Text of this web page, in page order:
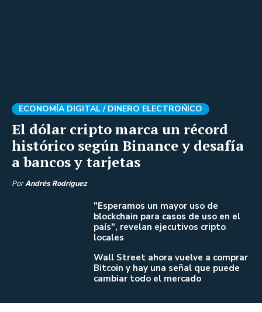
El dólar cripto marca un récord
histórico según Binance y desafía
a bancos y tarjetas
ECONOMÍA DIGITAL / DINERO ELECTROŃICO
PorAndrés Rodríguez
"Esperamos un mayor uso de
blockchain para casos de uso en el
país", revelan ejecutivos cripto
locales
Wall Street ahora vuelve a comprar
Bitcoin y hay una señal que puede
cambiar todo el mercado